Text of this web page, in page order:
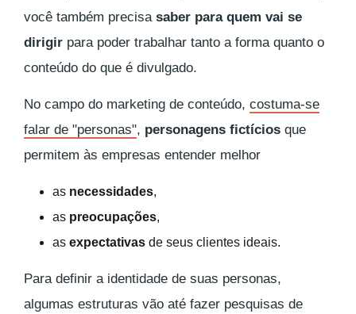
você também precisa saber para quem vai se
dirigir para poder trabalhar tanto a forma quanto o
conteúdo do que é divulgado.
No campo do marketing de conteúdo, costuma-se
falar de "personas", personagens fictícios que
permitem às empresas entender melhor
as necessidades,
as preocupações,
as expectativas de seus clientes ideais.
Para definir a identidade de suas personas,
algumas estruturas vão até fazer pesquisas de